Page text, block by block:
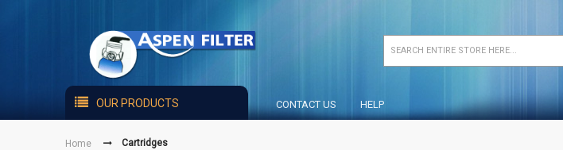
OUR PRODUCTS CONTACT US HELP
Home Cartridges